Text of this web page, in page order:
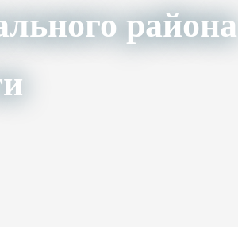
района